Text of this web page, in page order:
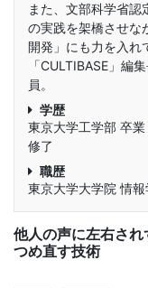
また、文部科学省
の実践を架橋させな
開発」にも力を入れ
「CULTIBASE」編
員。
学歴
東京大学工学部 卒
修了
職歴
東京大学大学院 情
他人の声に左右さ
つめ直す技術